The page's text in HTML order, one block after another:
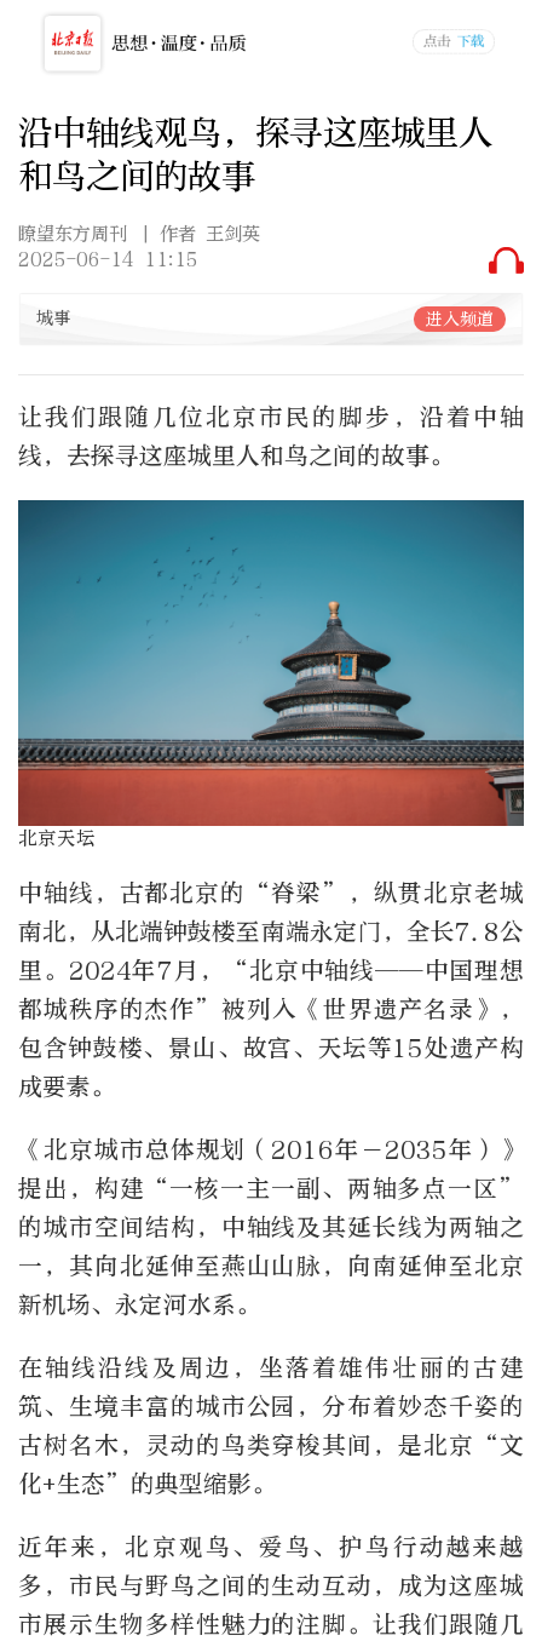
沿中轴线观鸟，探寻这座城里人
和鸟之间的故事
瞭望东方周刊
| 作者 王剑英
2025-06-14 11:15
城事 进入频道
让我们跟随几位北京市民的脚步，沿着中轴
线，去探寻这座城里人和鸟之间的故事。
北京天坛
中轴线，古都北京的“脊梁”，纵贯北京老城
南北，从北端钟鼓楼至南端永定门，全长7.8公
里。2024年7月，“北京中轴线——中国理想
都城秩序的杰作”被列入《世界遗产名录》，
包含钟鼓楼、景山、故宫、天坛等15处遗产构
成要素。
《北京城市总体规划（2016年－2035年）》
提出，构建“一核一主一副、两轴多点一区”
的城市空间结构，中轴线及其延长线为两轴之
一，其向北延伸至燕山山脉，向南延伸至北京
新机场、永定河水系。
在轴线沿线及周边，坐落着雄伟壮丽的古建
筑、生境丰富的城市公园，分布着妙态千姿的
古树名木，灵动的鸟类穿梭其间，是北京“文
化+生态”的典型缩影。
近年来，北京观鸟、爱鸟、护鸟行动越来越
多，市民与野鸟之间的生动互动，成为这座城
市展示生物多样性魅力的注脚。让我们跟随几